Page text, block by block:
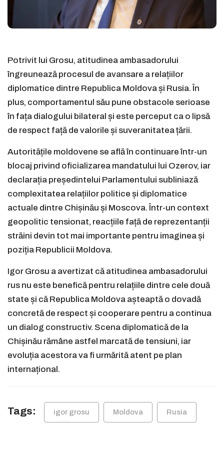
Potrivit lui Grosu, atitudinea ambasadorului
îngreunează procesul de avansare a relațiilor
diplomatice dintre Republica Moldova și Rusia. În
plus, comportamentul său pune obstacole serioase
în fața dialogului bilateral și este perceput ca o lipsă
de respect față de valorile și suveranitatea țării.
Autoritățile moldovene se află în continuare într-un
blocaj privind oficializarea mandatului lui Ozerov, iar
declarația președintelui Parlamentului subliniază
complexitatea relațiilor politice și diplomatice
actuale dintre Chișinău și Moscova. Într-un context
geopolitic tensionat, reacțiile față de reprezentanții
străini devin tot mai importante pentru imaginea și
poziția Republicii Moldova.
Igor Grosu a avertizat că atitudinea ambasadorului
rus nu este benefică pentru relațiile dintre cele două
state și că Republica Moldova așteaptă o dovadă
concretă de respect și cooperare pentru a continua
un dialog constructiv. Scena diplomatică de la
Chișinău rămâne astfel marcată de tensiuni, iar
evoluția acestora va fi urmărită atent pe plan
internațional.
Tags: igor grosu Moldova Rusia